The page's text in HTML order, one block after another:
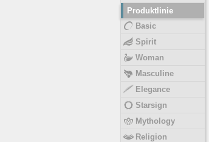
Produktlinie
Basic
Spirit
Woman
Masculine
Elegance
Starsign
Mythology
Religion